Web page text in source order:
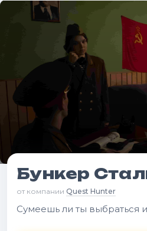
Бункер
от компании Quest Hunter
Сумеешь ли ты выбраться